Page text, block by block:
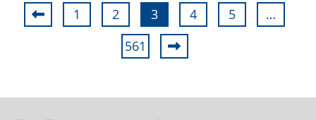
1 2 3 4 5
…
561